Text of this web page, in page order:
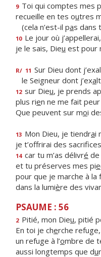
9 Toi qui comptes mes p
recueille en tes outres
(cela n’est-il pas dans
10 Le jour où
je le sais, Dieu est pour
R/ 11 Sur Dieu dont
le Seigneur dont j’exa
12 sur Dieu, je prends
plus rien ne me fait
Que peuvent sur moi
13 Mon Dieu, je tiendrai
je t’offrirai des sacrif
14 car tu m’as délivré
et tu préserves mes pie
pour que je marche à la f
dans la lumière des
PSAUME : 56
2 Pitié, mon Dieu, pitié
En toi je cherche refuge,
un refuge à l’ombre de
aussi longtemps que du